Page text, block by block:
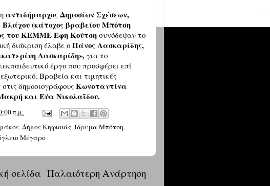
αντιδήμαρχος Δημοσίων Σχέσεων,
(κάτοχος βραβείου Μπότση
του ΚΕΜΜΕ Έφη Κούτσησυνόδεψαν το
διάκριση έλαβε ο Πάνος Λασκαρίδης,
Λασκαρίδη»,για το
έργο που προσφέρει επί
Βραβεία και τιμητικές
δημοσιογράφουςΚωνσταντίνα
και Εύα Νικολαΐδου.
π.μ.
, Δήμος Κηφισιάς, Ίδρυμα Μπότση,
Μέγαρο
Παλαιότερη Ανάρτηση
σελίδα